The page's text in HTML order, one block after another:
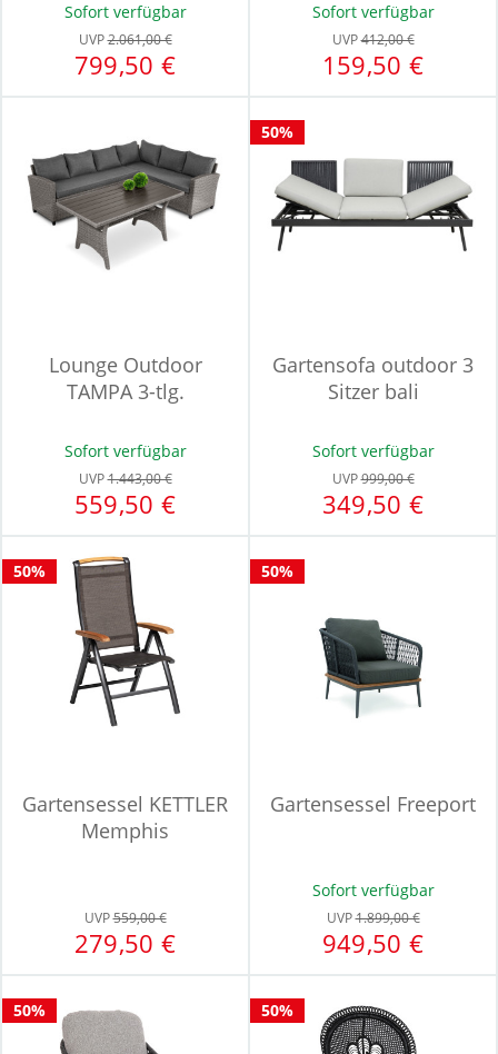
Sofort verfügbar
UVP2.061,00 €
799,50 €
Sofort verfügbar
UVP412,00 €
159,50 €
Lounge Outdoor
TAMPA 3-tlg.
Sofort verfügbar
UVP1.443,00 €
559,50 €
50%
Gartensofa outdoor 3
Sitzer bali
Sofort verfügbar
UVP999,00 €
349,50 €
50%
Gartensessel KETTLER
Memphis
UVP559,00 €
279,50 €
50%
Gartensessel Freeport
Sofort verfügbar
UVP1.899,00 €
949,50 €
50% 50%